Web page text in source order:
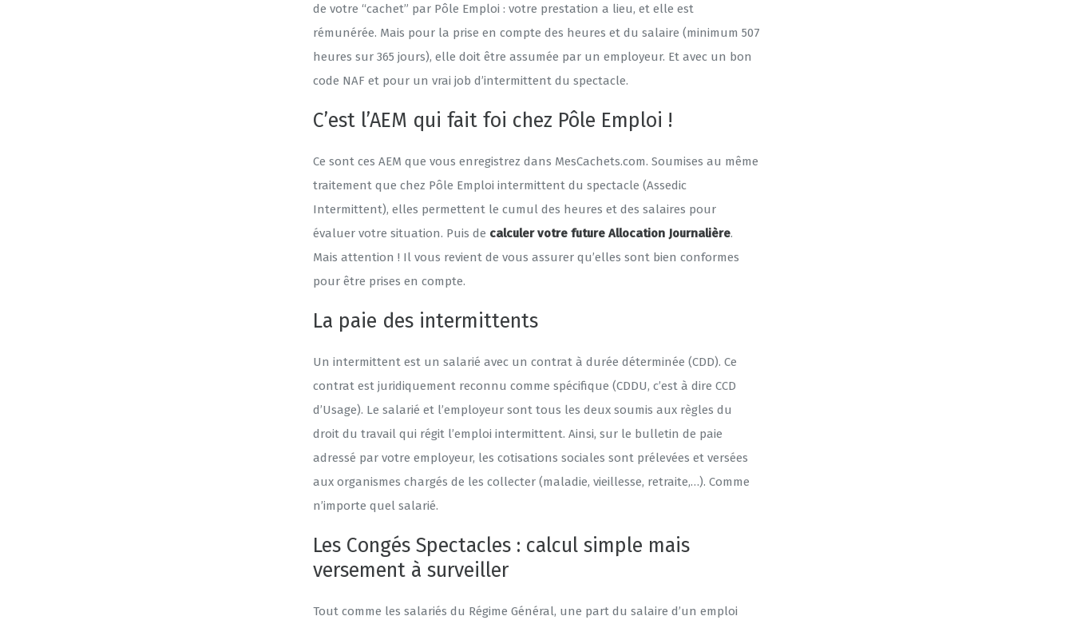
de votre “cachet” par Pôle Emploi : votre prestation a lieu, et elle est
rémunérée. Mais pour la prise en compte des heures et du salaire (minimum 507
heures sur 365 jours), elle doit être assumée par un employeur. Et avec un bon
code NAF et pour un vrai job d’intermittent du spectacle.
C’est l’AEM qui fait foi chez Pôle Emploi !
Ce sont ces AEM que vous enregistrez dans MesCachets.com. Soumises au même
traitement que chez Pôle Emploi intermittent du spectacle (Assedic
Intermittent), elles permettent le cumul des heures et des salaires pour
évaluer votre situation. Puis de calculer votre future Allocation Journalière.
Mais attention ! Il vous revient de vous assurer qu’elles sont bien conformes
pour être prises en compte.
La paie des intermittents
Un intermittent est un salarié avec un contrat à durée déterminée (CDD). Ce
contrat est juridiquement reconnu comme spécifique (CDDU, c’est à dire CCD
d’Usage). Le salarié et l’employeur sont tous les deux soumis aux règles du
droit du travail qui régit l’emploi intermittent. Ainsi, sur le bulletin de paie
adressé par votre employeur, les cotisations sociales sont prélevées et versées
aux organismes chargés de les collecter (maladie, vieillesse, retraite,…). Comme
n’importe quel salarié.
Les Congés Spectacles : calcul simple mais
versement à surveiller
Tout comme les salariés du Régime Général, une part du salaire d’un emploi